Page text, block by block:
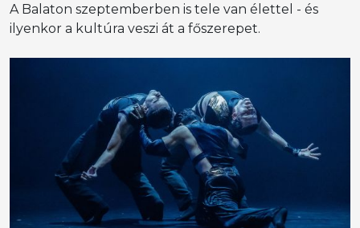
A Balaton szeptemberben is tele van élettel - és
ilyenkor a kultúra veszi át a főszerepet.